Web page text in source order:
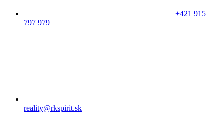
+421 915
797 979
reality@rkspirit.sk